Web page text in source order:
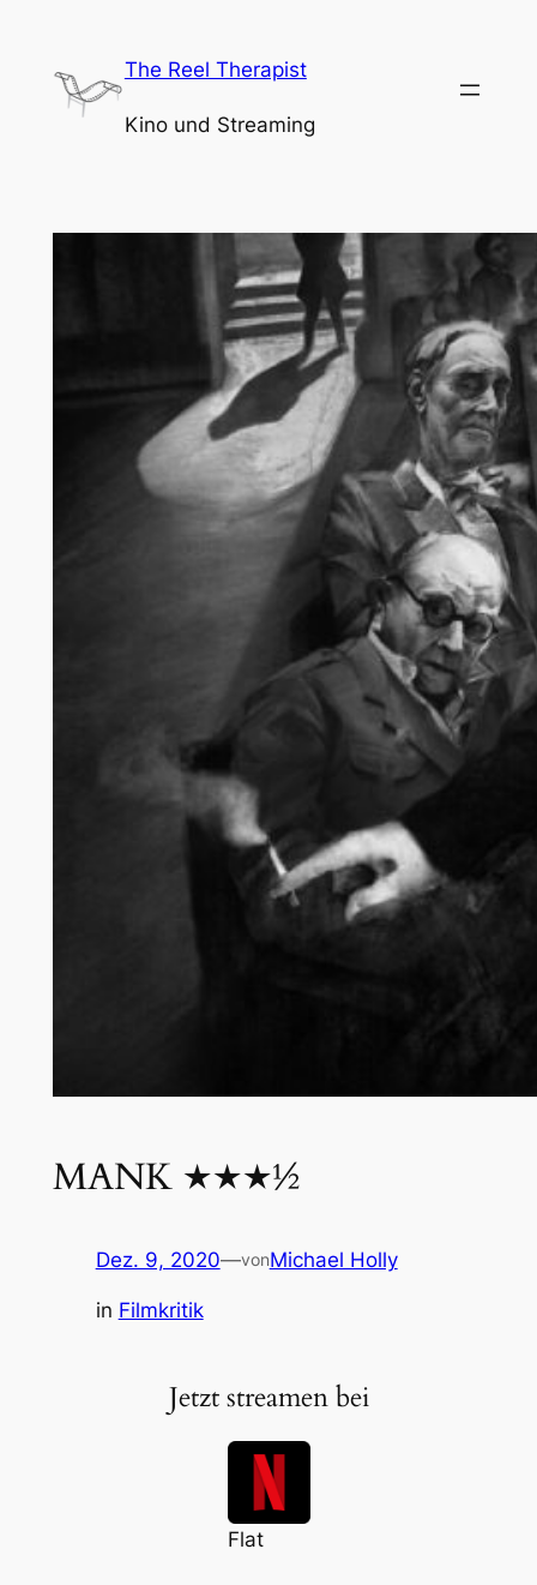
springen
The Reel Therapist
Kino und Streaming
MANK ★★★½
Dez. 9, 2020—vonMichael Holly
in Filmkritik
Jetzt streamen bei
Flat